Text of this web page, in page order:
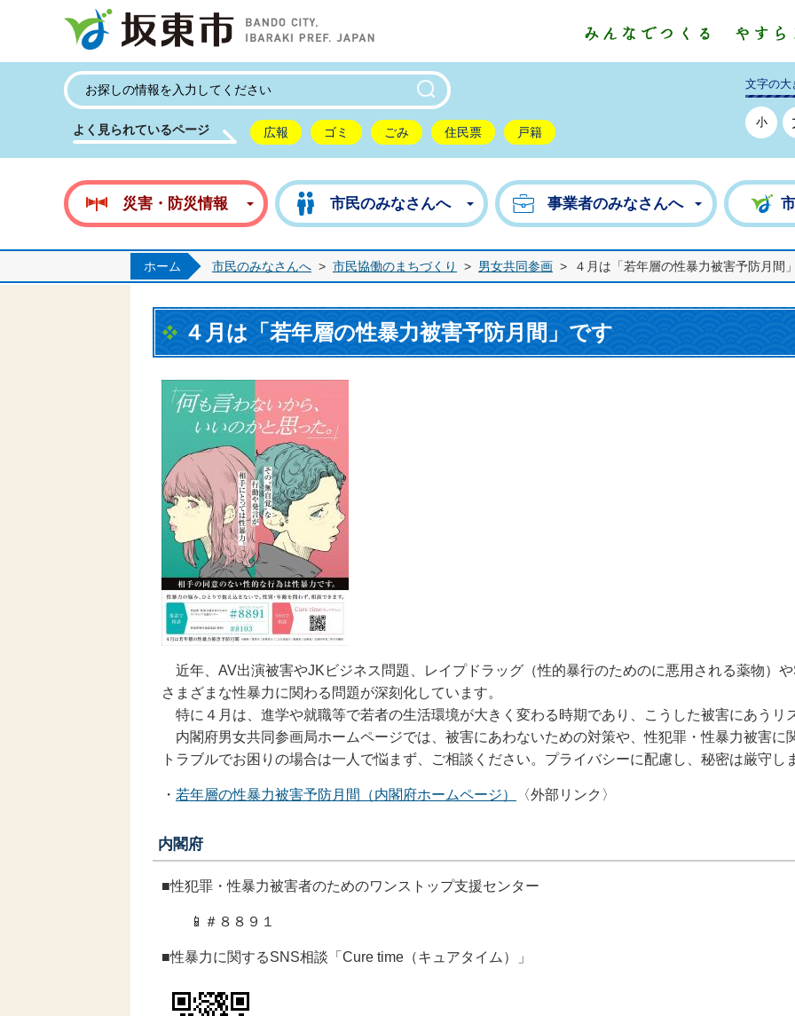
よく見られているページ 広報 ゴミ ごみ 住民票 戸籍
文字の大
小
災害・防災情報 市民のみなさんへ 事業者のみなさんへ
ホーム 市民のみなさんへ > 市民協働のまちづくり > 男女共同参画 > ４月は「若年層の性暴力被害予防月間
４月は「若年層の性暴力被害予防月間」です
近年、AV出演被害やJKビジネス問題、レイプドラッグ（性的暴行のためのに悪用される薬物）
さまざまな性暴力に関わる問題が深刻化しています。
特に４月は、進学や就職等で若者の生活環境が大きく変わる時期であり、こうした被害にあうリ
内閣府男女共同参画局ホームページでは、被害にあわないための対策や、性犯罪・性暴力被害に
トラブルでお困りの場合は一人で悩まず、ご相談ください。プライバシーに配慮し、秘密は厳守し
・ 若年層の性暴力被害予防月間（内閣府ホームページ） 〈外部リンク〉
内閣府
■性犯罪・性暴力被害者のためのワンストップ支援センター
📱＃８８９１
■性暴力に関するSNS相談「Cure time（キュアタイム）」